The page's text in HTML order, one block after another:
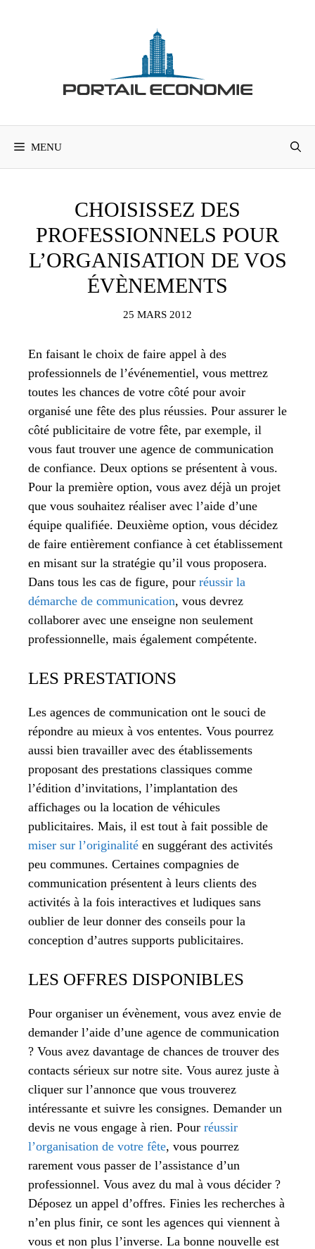
MENU
CHOISISSEZ DES
PROFESSIONNELS POUR
L’ORGANISATION DE VOS
ÉVÈNEMENTS
25 MARS 2012
En faisant le choix de faire appel à des
professionnels de l’événementiel, vous mettrez
toutes les chances de votre côté pour avoir
organisé une fête des plus réussies. Pour assurer le
côté publicitaire de votre fête, par exemple, il
vous faut trouver une agence de communication
de confiance. Deux options se présentent à vous.
Pour la première option, vous avez déjà un projet
que vous souhaitez réaliser avec l’aide d’une
équipe qualifiée. Deuxième option, vous décidez
de faire entièrement confiance à cet établissement
en misant sur la stratégie qu’il vous proposera.
Dans tous les cas de figure, pour réussir la
démarche de communication, vous devrez
collaborer avec une enseigne non seulement
professionnelle, mais également compétente.
LES PRESTATIONS
Les agences de communication ont le souci de
répondre au mieux à vos ententes. Vous pourrez
aussi bien travailler avec des établissements
proposant des prestations classiques comme
l’édition d’invitations, l’implantation des
affichages ou la location de véhicules
publicitaires. Mais, il est tout à fait possible de
miser sur l’originalité en suggérant des activités
peu communes. Certaines compagnies de
communication présentent à leurs clients des
activités à la fois interactives et ludiques sans
oublier de leur donner des conseils pour la
conception d’autres supports publicitaires.
LES OFFRES DISPONIBLES
Pour organiser un évènement, vous avez envie de
demander l’aide d’une agence de communication
? Vous avez davantage de chances de trouver des
contacts sérieux sur notre site. Vous aurez juste à
cliquer sur l’annonce que vous trouverez
intéressante et suivre les consignes. Demander un
devis ne vous engage à rien. Pour réussir
l’organisation de votre fête, vous pourrez
rarement vous passer de l’assistance d’un
professionnel. Vous avez du mal à vous décider ?
Déposez un appel d’offres. Finies les recherches à
n’en plus finir, ce sont les agences qui viennent à
vous et non plus l’inverse. La bonne nouvelle est